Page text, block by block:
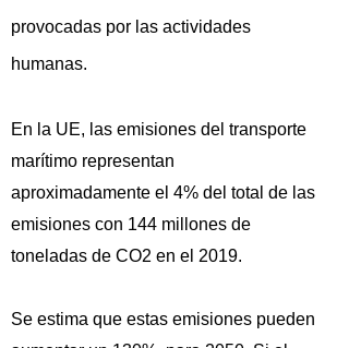
provocadas por las actividades
humanas.
En la UE, las emisiones del transporte
marítimo representan
aproximadamente el 4% del total de las
emisiones con 144 millones de
toneladas de CO2 en el 2019.
Se estima que estas emisiones pueden